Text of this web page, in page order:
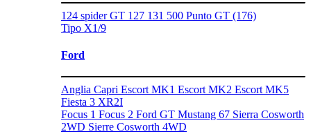
124 spider GT 127 131 500 Punto GT (176)
Tipo X1/9
Ford
Anglia Capri Escort MK1 Escort MK2 Escort MK5
Fiesta 3 XR2I
Focus 1 Focus 2 Ford GT Mustang 67 Sierra Cosworth
2WD Sierre Cosworth 4WD